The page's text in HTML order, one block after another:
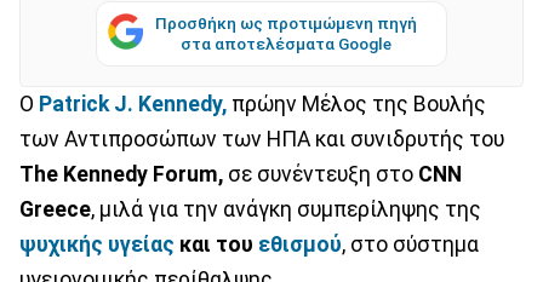
Προσθήκη ως προτιμώμενη πηγή
στα αποτελέσματα Google
Ο Patrick J. Kennedy, πρώην Μέλος της Βουλής
των Αντιπροσώπων των ΗΠΑ και συνιδρυτής του
The Kennedy Forum, σε συνέντευξη στο CNN
Greece, μιλά για την ανάγκη συμπερίληψης της
ψυχικής υγείας και του εθισμού, στο σύστημα